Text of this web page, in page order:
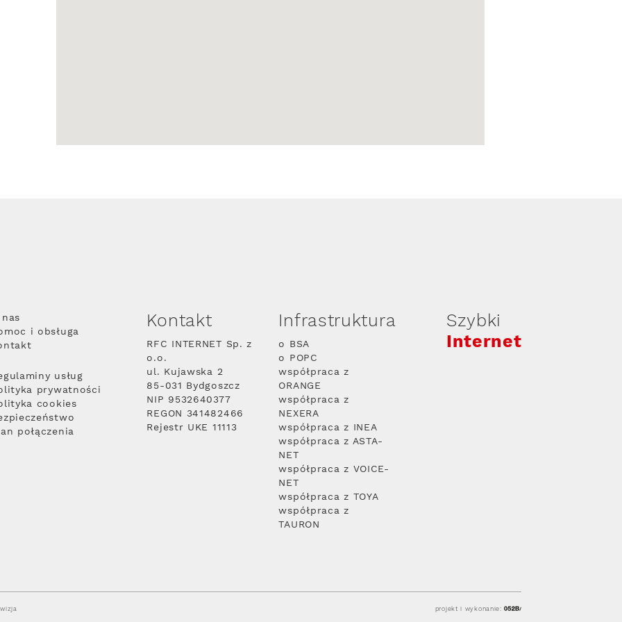
i obsługa
usług
prywatności
cookies
połączenia
Kontakt
RFC INTERNET Sp. z
o.o.
ul. Kujawska 2
85-031 Bydgoszcz
NIP 9532640377
REGON 341482466
Rejestr UKE 11113
Infrastruktura
o BSA
o POPC
współpraca z
ORANGE
współpraca z
NEXERA
współpraca z INEA
współpraca z ASTA-
NET
współpraca z VOICE-
NET
współpraca z TOYA
współpraca z
TAURON
Szybki
Internet
projekt i wykonanie: